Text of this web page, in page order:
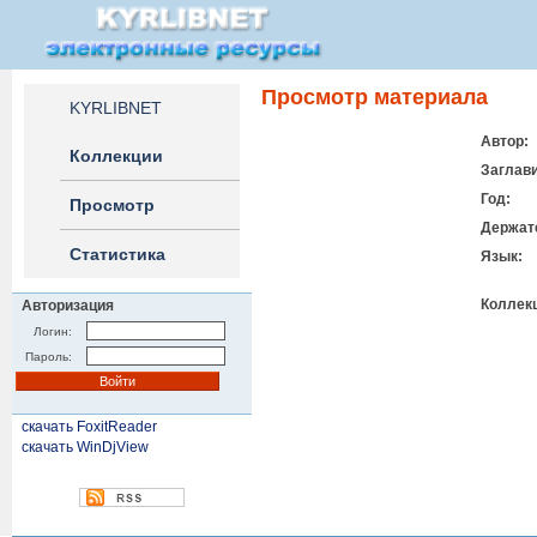
KYRLIBNET
Коллекции
Просмотр
Статистика
Авторизация
Логин:
Пароль:
скачать FoxitReader
скачать WinDjView
Просмотр материала
Автор:
Год:
Язык: